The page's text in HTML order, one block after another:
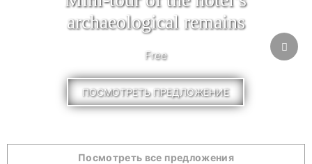
archaeological remains
Free
ПОСМОТРЕТЬ ПРЕДЛОЖЕНИЕ
Посмотреть все предложения